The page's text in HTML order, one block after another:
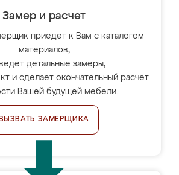
Замер и расчет
приедет к Вам с каталогом
материалов,
детальные замеры,
и сделает окончательный расчёт
Вашей будущей мебели.
ВЫЗВАТЬ ЗАМЕРЩИКА